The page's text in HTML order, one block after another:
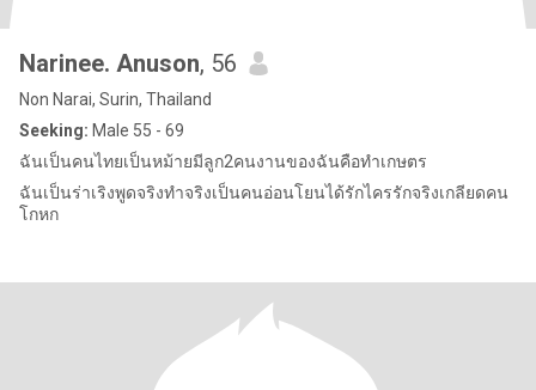
Narinee. Anuson, 56
Non Narai, Surin, Thailand
Seeking: Male 55 - 69
ฉันเป็นคนไทยเป็นหม้ายมีลูก2คนงานของฉันคือทำเกษตร
ฉันเป็นร่าเริงพูดจริงทำจริงเป็นคนอ่อนโยนได้รักไครรักจริงเกลียดคน
โกหก